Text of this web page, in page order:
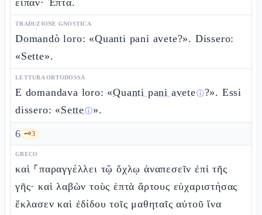
εἶπαν· Ἑπτά.
TRADUZIONE GNOSTICA
Domandò loro: «Quanti pani avete?». Dissero:
«Sette».
LETTURA ORTODOSSA
E domandava loro: «Quanti pani aveteⓘ?». Essi
dissero: «Setteⓘ».
6 🗝️3
GRECO
καὶ ⸀παραγγέλλει τῷ ὄχλῳ ἀναπεσεῖν ἐπὶ τῆς
γῆς· καὶ λαβὼν τοὺς ἑπτὰ ἄρτους εὐχαριστήσας
ἔκλασεν καὶ ἐδίδου τοῖς μαθηταῖς αὐτοῦ ἵνα